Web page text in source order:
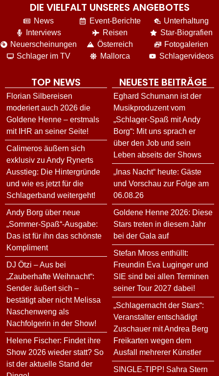
DIE VIELFALT UNSERES ANGEBOTES
News
Interviews
Neuerscheinungen
Schlager im TV
Event-Berichte
Reisen
Österreich
Mallorca
Unterhaltung
Star-Biografien
Fotogalerien
Schlagervideos
TOP NEWS
Florian Silbereisen
moderiert auch 2026 die
Goldene Henne – erstmals
mit IHR an seiner Seite!
Calimeros äußern sich
exklusiv zu Andy Rynerts
Ausstieg: Die Hintergründe
und wie es jetzt für die
Schlagerband weitergeht!
Andy Borg über neue
„Sommer-Spaß“-Ausgabe:
Das ist für ihn das schönste
Kompliment
DJ Ötzi – Aus bei
„Zauberhafte Weihnacht“:
Sender äußert sich –
bestätigt aber nicht Melissa
Naschenweng als
Nachfolgerin in der Show!
Helene Fischer: Findet ihre
Show 2026 wieder statt? So
ist der aktuelle Stand der
NEUESTE BEITRÄGE
Eghard Schumann ist der
Musikproduzent vom
„Schlager-Spaß mit Andy
Borg“: Mit uns sprach er
über den Job und sein
Leben abseits der Shows
„Inas Nacht“ heute: Gäste
und Vorschau zur Folge am
06.08.26
Goldene Henne 2026: Diese
Stars treten in diesem Jahr
bei der Gala auf
Stefan Mross enthüllt:
Freundin Eva Luginger und
SIE sind bei allen Terminen
seiner Tour 2027 dabei!
„Schlagernacht der Stars“:
Veranstalter entschädigt
Zuschauer mit Andrea Berg
Freikarten wegen dem
Ausfall mehrerer Künstler
SINGLE-TIPP! Sahra Stern